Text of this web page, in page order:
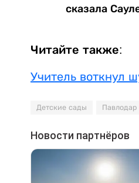
сказала
Читайте также:
Учитель воткнул
Детские сады Павлодар